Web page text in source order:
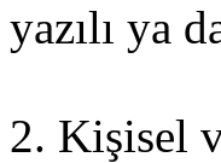
yazılı ya
2. Kişisel